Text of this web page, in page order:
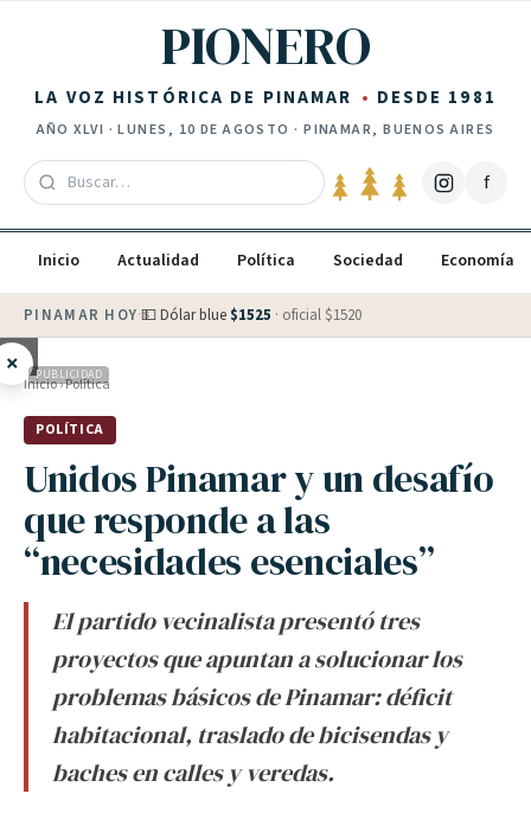
PIONERO
LA VOZ HISTÓRICA DE PINAMAR DESDE 1981
AÑOXLVI ·LUNES, 10 DE AGOSTO · PINAMAR, BUENOS AIRES
f
Inicio Actualidad Política Sociedad Economía
PINAMAR HOY·💵 Dólar blue $1525 · oficial $1520
× PUBLICIDAD
Inicio›Política
POLÍTICA
Unidos Pinamar y un desafío
que responde a las
“necesidades esenciales”
El partido vecinalista presentó tres
proyectos que apuntan a solucionar los
problemas básicos de Pinamar: déficit
habitacional, traslado de bicisendas y
baches en calles y veredas.